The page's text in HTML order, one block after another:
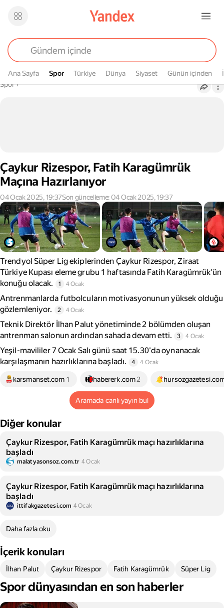
Ana Sayfa Spor
Spor Türkiye Dünya Siyaset Günün içinden
Buradasın
Spor›
Çaykur Rizespor, Fatih Karagümrük
Maçına Hazırlanıyor
04 Ocak 2025, 19:37Son güncelleme: 04 Ocak 2025, 19:37
Trendyol Süper Lig ekiplerinden Çaykur Rizespor, Ziraat
Türkiye Kupası eleme grubu 1 haftasında Fatih Karagümrük'ün
konuğu olacak.
1 4 Ocak
Antrenmanlarda futbolcuların motivasyonunun yüksek olduğu
gözlemleniyor.
2 4 Ocak
Teknik Direktör İlhan Palut yönetiminde 2 bölümden oluşan
antrenman salonun ardından sahada devam etti.
3 4 Ocak
Yeşil-mavililer 7 Ocak Salı günü saat 15.30'da oynanacak
karşılaşmanın hazırlıklarına başladı.
4 4 Ocak
karsmanset.com 1 habererk.com2
Aramada canlı yayın bul
Diğer konular
Çaykur Rizespor, Fatih Karagümrük maçı hazırlıklarına
başladı
malatyasonsoz.com.tr 4 Ocak
Çaykur Rizespor, Fatih Karagümrük maçı hazırlıklarına
başladı
ittifakgazetesi.com 4 Ocak
Daha fazla oku
İçerik konuları
İlhan Palut Çaykur Rizespor Fatih Karagümrük Süper Lig
Spor dünyasından en son haberler